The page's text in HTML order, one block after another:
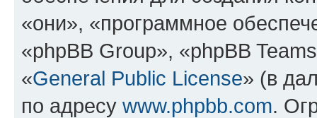
«они», «программное
«phpBB Group», «phpBB
«General Public License» (в
по адресу www.phpbb.com.